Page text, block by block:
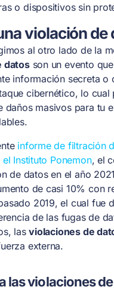
o dispositivos sin
violación de
al otro lado de la
datosson un evento
información secreta o
cibernético, lo cual
daños masivos para tu
informe de filtración
Instituto Ponemon, el
de datos en el año
de casi 10% con
2019, el cual fue
de las fugas de
lasviolaciones de
externa.
las violaciones